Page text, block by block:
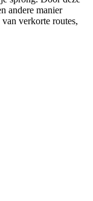
andere manier
verkorte routes,